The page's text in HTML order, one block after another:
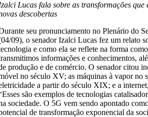
Lucas fala sobre as transformações que
descobertas
seu pronunciamento no Plenário do
09), o senador Izalci Lucas fez um relato
e como ela se reflete na forma
informações e conhecimentos,
produção e de comércio. O senador citou
no século XV; as máquinas à vapor no
a partir do século XIX; e a
são exemplos de tecnologias
sociedade. O 5G vem sendo apontado
de transformação exponencial da